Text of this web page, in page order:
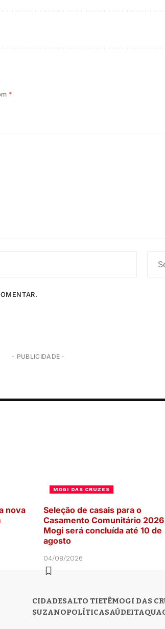
*
- PUBLICIDADE -
nova
MOGI DAS CRUZES
Seleção de casais para o
Casamento Comunitário
Mogi será concluída até 10 de
agosto
04/08/2026
CIDADESALTO TIETÊMOGI DAS
SUZANOPOLÍTICASAÚDE